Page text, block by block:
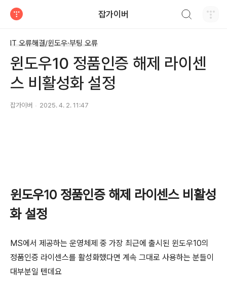
잡가이버
IT 오류해결/윈도우·부팅 오류
윈도우10 정품인증 해제 라이센
스 비활성화 설정
잡가이버 2025. 4. 2. 11:47
윈도우10 정품인증 해제 라이센스 비활성
화 설정
MS에서 제공하는 운영체제 중 가장 최근에 출시된 윈도우10의
정품인증 라이센스를 활성화했다면 계속 그대로 사용하는 분들이
대부분일 텐데요